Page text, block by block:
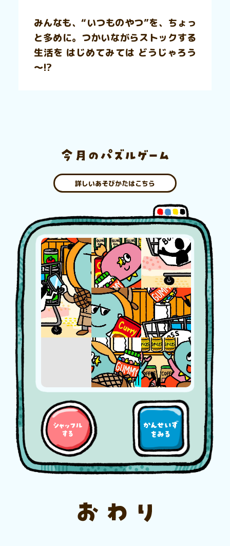
みんなも、“いつものやつ”を、ちょっ
と多めに。つかいながらストックする
生活を はじめてみては どうじゃろう
～!?
詳しいあそびかたはこちら